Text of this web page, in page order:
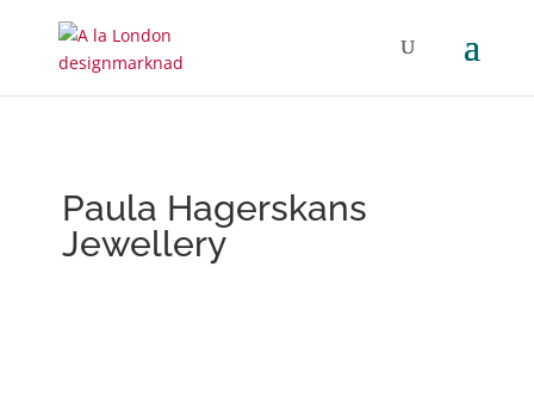
Paula Hagerskans
Jewellery